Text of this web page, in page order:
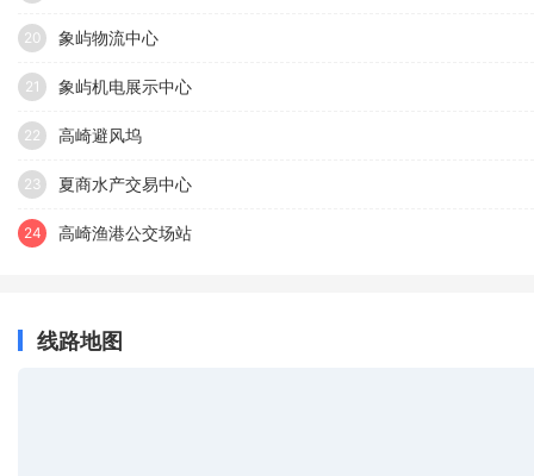
20 象屿物流中心
21 象屿机电展示中心
22 高崎避风坞
23 夏商水产交易中心
24 高崎渔港公交场站
线路地图